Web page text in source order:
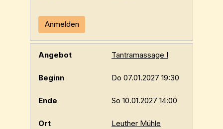
Anmelden
Tantramassage I
Do 07.01.2027 19:30
So 10.01.2027 14:00
Leuther Mühle